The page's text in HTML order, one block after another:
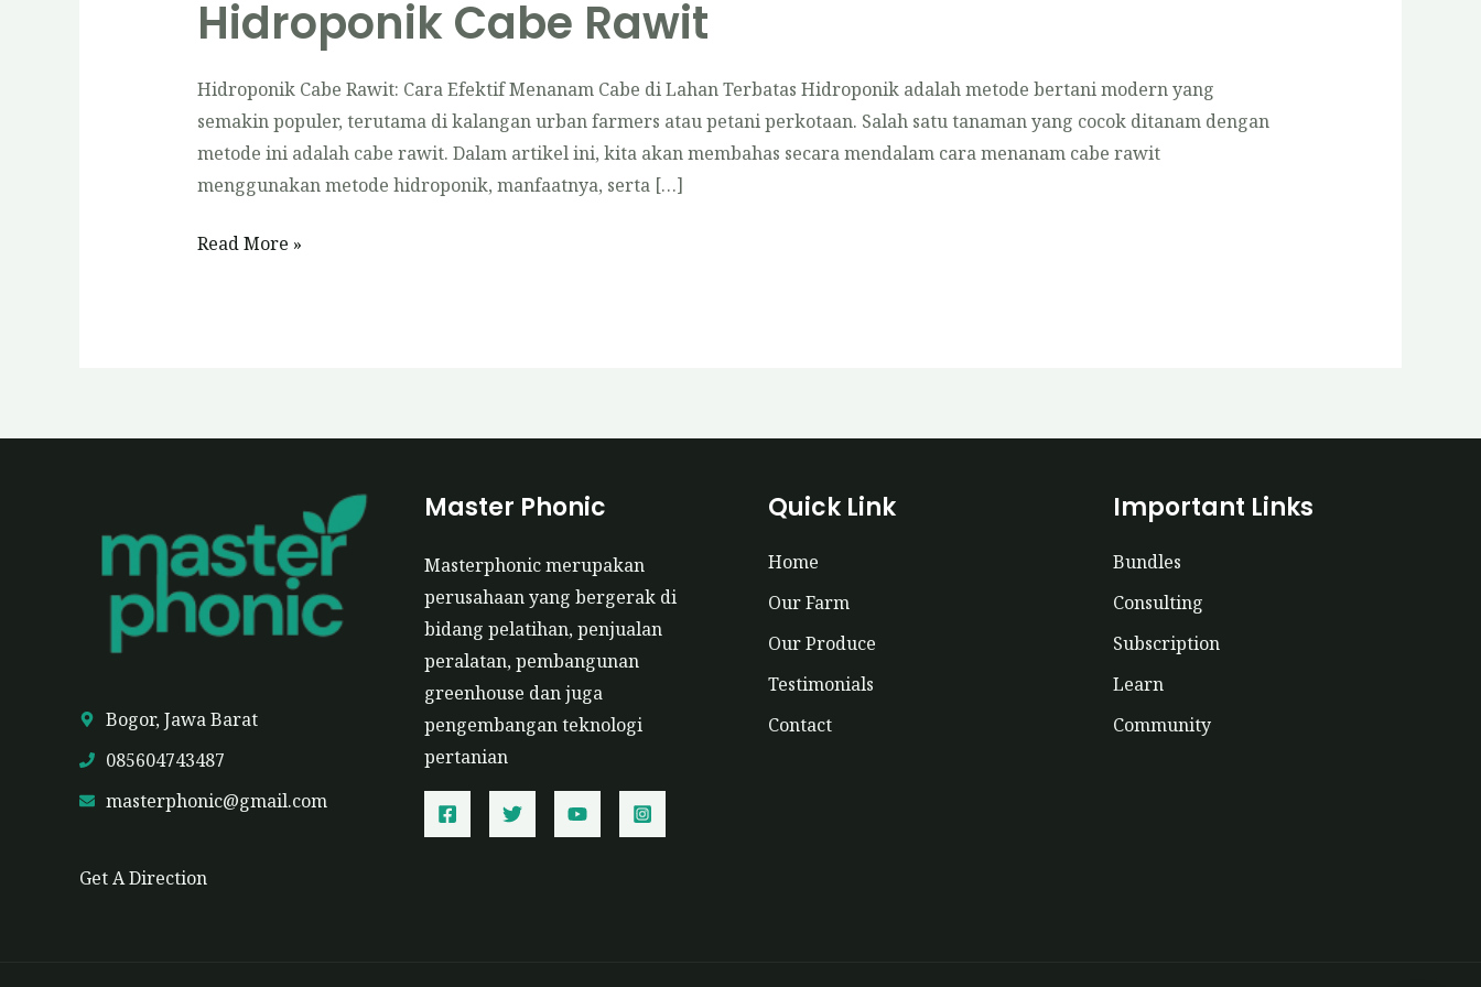
Hidroponik Cabe Rawit
Hidroponik Cabe Rawit: Cara Efektif Menanam Cabe di Lahan Terbatas Hidroponik adalah metode bertani modern yang
semakin populer, terutama di kalangan urban farmers atau petani perkotaan. Salah satu tanaman yang cocok ditanam dengan
metode ini adalah cabe rawit. Dalam artikel ini, kita akan membahas secara mendalam cara menanam cabe rawit
menggunakan metode hidroponik, manfaatnya, serta […]
Hidroponik
Read More »
Bogor, Jawa Barat
085604743487
masterphonic@gmail.com
Get A Direction
Master Phonic
Masterphonic merupakan
perusahaan yang bergerak di
bidang pelatihan, penjualan
peralatan, pembangunan
greenhouse dan juga
pengembangan teknologi
pertanian
Quick Link
Home
Our Farm
Our Produce
Testimonials
Contact
Important Links
Bundles
Consulting
Subscription
Learn
Community